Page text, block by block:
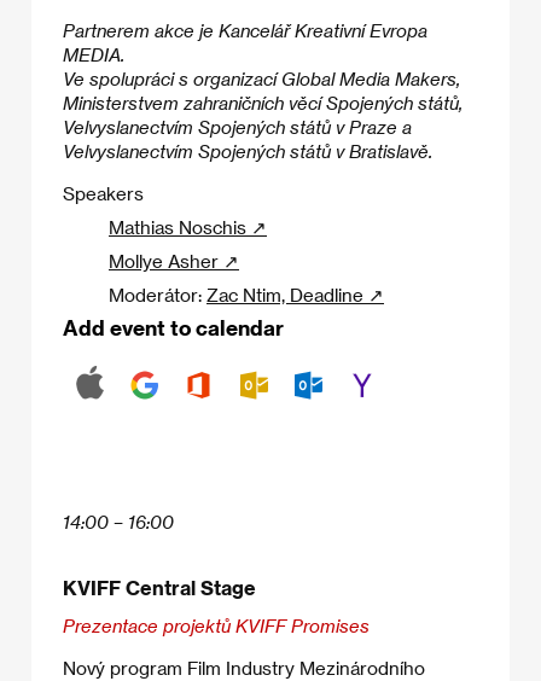
Partnerem akce je Kancelář Kreativní Evropa
MEDIA.
Ve spolupráci s organizací Global Media Makers,
Ministerstvem zahraničních věcí Spojených států,
Velvyslanectvím Spojených států v Praze a
Velvyslanectvím Spojených států v Bratislavě.
Speakers
Mathias Noschis ↗
Mollye Asher ↗
Moderátor: Zac Ntim, Deadline ↗
Add event to calendar
14:00 – 16:00
KVIFF Central Stage
Prezentace projektů KVIFF Promises
Nový program Film Industry Mezinárodního